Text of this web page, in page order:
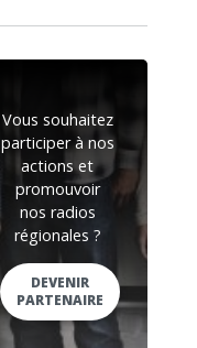
Vous souhaitez
participer à nos
actions et
promouvoir
nos radios
régionales ?
DEVENIR
PARTENAIRE